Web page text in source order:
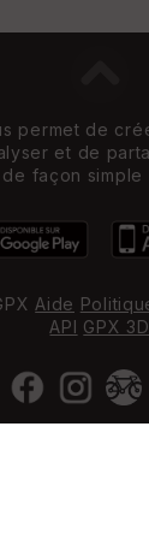
permet de
et de
de façon
Aide
API GPX 3D